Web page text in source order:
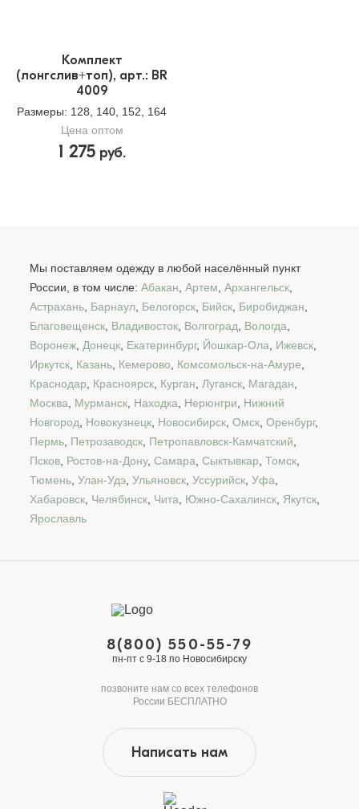
Комплект
(лонгслив+топ), арт.: BR
4009
Размеры: 128, 140, 152, 164
Цена оптом
1 275руб.
Мы поставляем одежду в любой населённый пункт
России, в том числе: Абакан Артем Архангельск
Астрахань Барнаул Белогорск Бийск Биробиджан
Благовещенск Владивосток Волгоград Вологда
Воронеж Донецк Екатеринбург, Йошкар-Ола Ижевск
Иркутск Казань Кемерово Комсомольск-на-Амуре
Краснодар
Красноярск Курган Луганск Магадан
Москва
Мурманск Находка Нерюнгри
Нижний
Новгород
Новокузнецк Новосибирск Омск Оренбург,
Пермь Петрозаводск Петропавловск-Камчатский
Псков Ростов-на-Дону, Самара Сыктывкар Томск
Тюмень Улан-Удэ Ульяновск Уссурийск Уфа
Хабаровск Челябинск Чита Южно-Сахалинск Якутск
Ярославль
8(800) 550-55-79
пн-пт с 9-18 по Новосибирску
позвоните нам со всех телефонов
России БЕСПЛАТНО
Написать нам